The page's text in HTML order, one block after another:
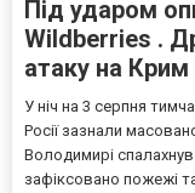
Під ударом
Wildberries .
атаку на Крим
У ніч на 3 серпня
Росії зазнали
Володимирі
зафіксовано пожежі